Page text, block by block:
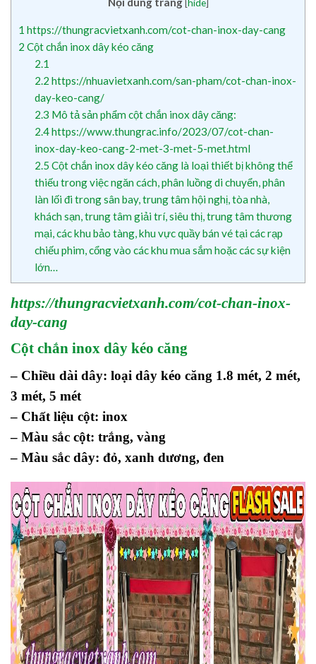
[hide]
1 https://thungracvietxanh.com/cot-chan-inox-day-cang
2 Cột chắn inox dây kéo căng
2.1
2.2 https://nhuavietxanh.com/san-pham/cot-chan-inox-
day-keo-cang/
2.3 Mô tả sản phẩm cột chắn inox dây căng:
2.4https://www.thungrac.info/2023/07/cot-chan-
inox-day-keo-cang-2-met-3-met-5-met.html
2.5 Cột chắn inox dây kéo căng là loại thiết bị không thể
thiếu trong việc ngăn cách, phân luồng di chuyển, phân
làn lối đi trong sân bay, trung tâm hội nghị, tòa nhà,
khách sạn, trung tâm giải trí, siêu thị, trung tâm thương
mại, các khu bảo tàng, khu vực quầy bán vé tại các rạp
chiếu phim, cổng vào các khu mua sắm hoặc các sự kiện
lớn…
https://thungracvietxanh.com/cot-chan-inox-
day-cang
Cột chắn inox dây kéo căng
– Chiều dài dây: loại dây kéo căng 1.8 mét, 2 mét,
3 mét, 5 mét
– Chất liệu cột: inox
– Màu sắc cột: trắng, vàng
– Màu sắc dây: đỏ, xanh dương, đen